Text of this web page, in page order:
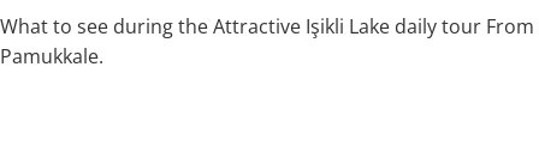
What to see during the Attractive Işikli Lake daily tour From
Pamukkale.